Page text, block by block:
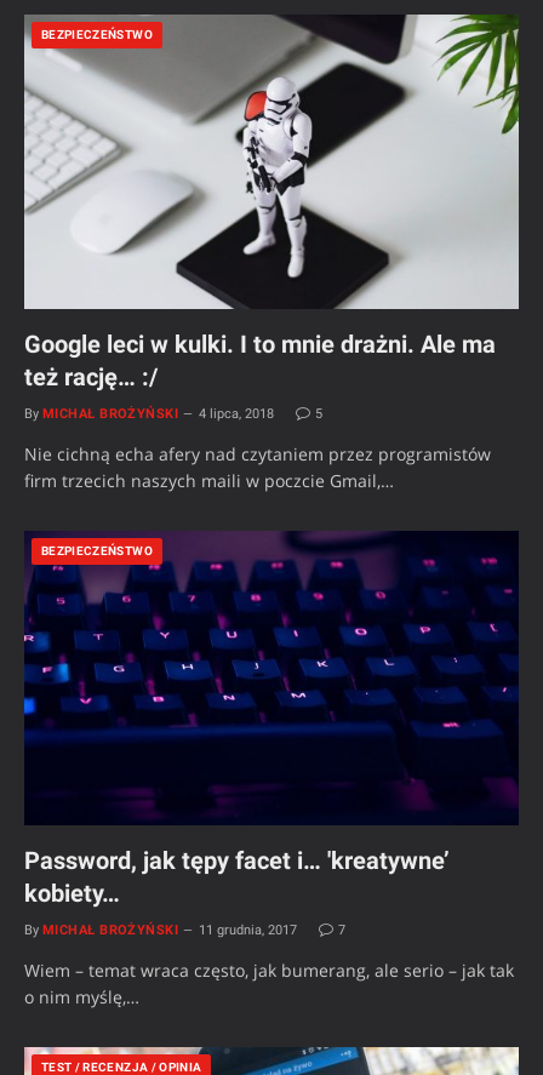
BEZPIECZEŃSTWO
Google leci w kulki. I to mnie drażni. Ale ma
też rację… :/
By MICHAŁ BROŻYŃSKI 4 lipca, 2018 5
Nie cichną echa afery nad czytaniem przez programistów
firm trzecich naszych maili w poczcie Gmail,…
BEZPIECZEŃSTWO
Password, jak tępy facet i… 'kreatywne’
kobiety…
By MICHAŁ BROŻYŃSKI 11 grudnia, 2017 7
Wiem – temat wraca często, jak bumerang, ale serio – jak tak
o nim myślę,…
TEST / RECENZJA / OPINIA